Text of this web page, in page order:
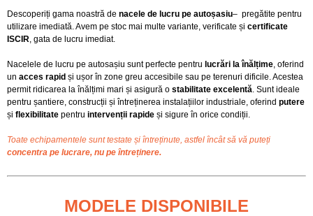
Descoperiți gama noastră de nacele de lucru pe autoșasiu– pregătite pentru
utilizare imediată. Avem pe stoc mai multe variante, verificate și certificate
ISCIR, gata de lucru imediat.
Nacelele de lucru pe autosașiu sunt perfecte pentru lucrări la înălțime, oferind
un acces rapid și ușor în zone greu accesibile sau pe terenuri dificile. Acestea
permit ridicarea la înălțimi mari și asigură o stabilitate excelentă. Sunt ideale
pentru șantiere, construcții și întreținerea instalațiilor industriale, oferind putere
și flexibilitate pentru intervenții rapide și sigure în orice condiții.
Toate echipamentele sunt testate și întreținute, astfel încât să vă puteți
concentra pe lucrare, nu pe întreținere.
MODELE DISPONIBILE